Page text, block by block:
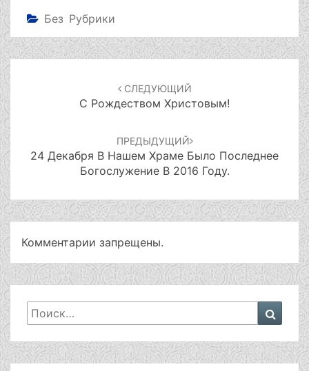
Без Рубрики
Навигация
СЛЕДУЮЩИЙ
С Рождеством Христовым!
ПРЕДЫДУЩИЙ
24 Декабря В Нашем Храме Было Последнее
Богослужение В 2016 Году.
Комментарии запрещены.
Искать: Поиск